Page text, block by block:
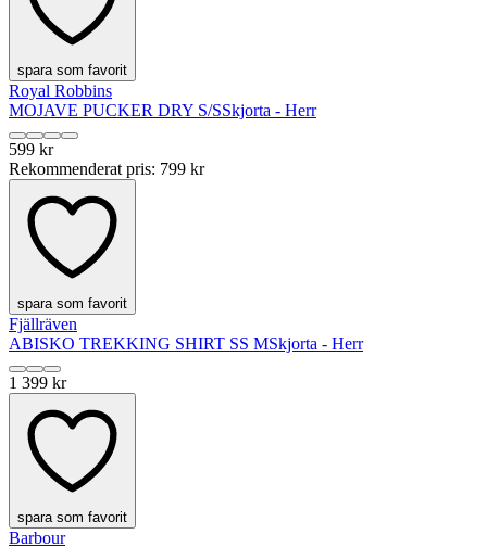
spara som favorit
Royal Robbins
MOJAVE PUCKER DRY S/SSkjorta - Herr
599 kr
Rekommenderat pris: 799 kr
spara som favorit
Fjällräven
ABISKO TREKKING SHIRT SS MSkjorta - Herr
1 399 kr
spara som favorit
Barbour